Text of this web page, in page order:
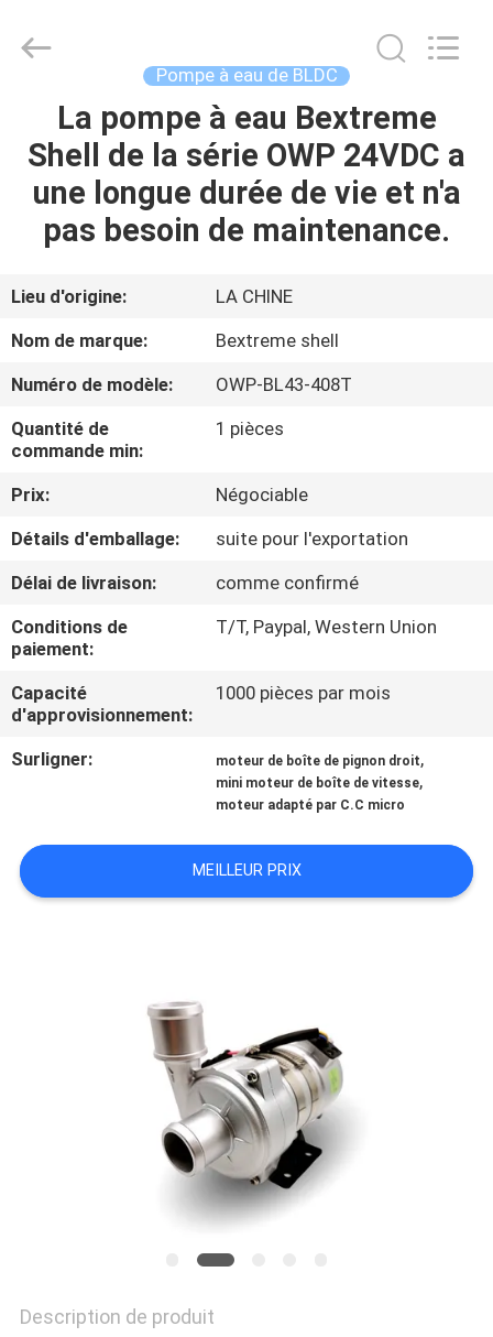
APERÇU
PRODUITS
VIDÉOS
A
DE
NOUS
VISITE
D'USINE
CONTRÔLE
DE
LA
QUALITÉ
NOUVELLES
SOUMISSION
SITE
Motor
Technology
Pompe à eau de BLDC
La pompe à eau Bextreme
Shell de la série OWP 24VDC a
une longue durée de vie et n'a
pas besoin de maintenance.
Lieu d'origine:
LA CHINE
Nom de marque:
Bextreme shell
Numéro de modèle:
OWP-BL43-408T
Quantité de
commande min:
1 pièces
Prix:
Négociable
Détails d'emballage:
suite pour l'exportation
Délai de livraison:
comme confirmé
Conditions de
paiement:
T/T, Paypal, Western Union
Capacité
d'approvisionnement:
1000 pièces par mois
Surligner: moteur de boîte de pignon droit,
mini moteur de boîte de vitesse,
moteur adapté par C.C micro
MEILLEUR PRIX
Description de produit